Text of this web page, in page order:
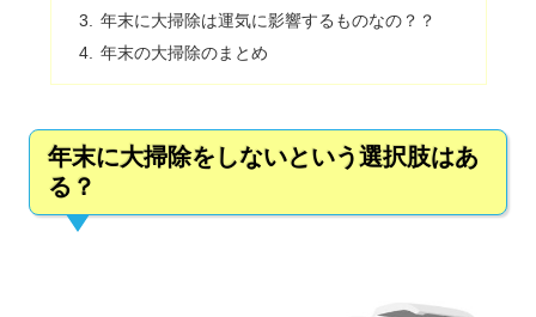
年末に大掃除は運気に影響するものなの？？
年末の大掃除のまとめ
年末に大掃除をしないという選択肢はあ
る？